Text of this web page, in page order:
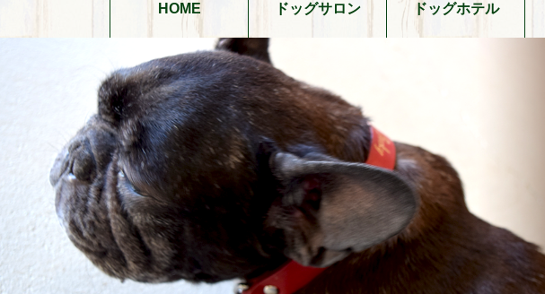
HOME ドッグサロン ドッグホテル